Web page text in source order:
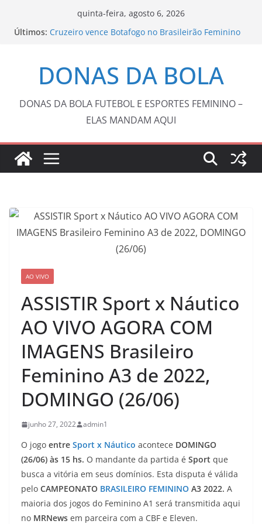
quinta-feira, agosto 6, 2026
Últimos: Cruzeiro vence Botafogo no Brasileirão Feminino
Barça anuncia Kerolin com valor recorde no
futebol feminino brasileiro
volta ao top 200
Fluminense e Vasco abrem oitavas de final da
Copa do Brasil com 0 a 0
DONAS DA BOLA
DONAS DA BOLA FUTEBOL E ESPORTES FEMININO –
ELAS MANDAM AQUI
AO VIVO
ASSISTIR Sport x Náutico
AO VIVO AGORA COM
IMAGENS Brasileiro
Feminino A3 de 2022,
DOMINGO (26/06)
junho 27, 2022 admin1
O jogo entre Sport x Náutico acontece DOMINGO
(26/06) às 15 hs. O mandante da partida é Sport que
busca a vitória em seus domínios. Esta disputa é válida
pelo CAMPEONATO BRASILEIRO FEMININO A3 2022. A
maioria dos jogos do Feminino A1 será transmitida aqui
no MRNews em parceira com a CBF e Eleven.